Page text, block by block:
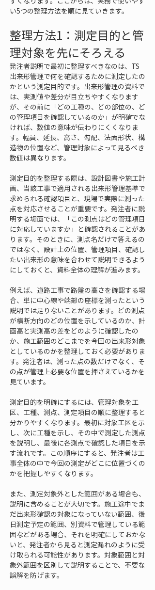
い5つの整理方法を順に見ていきます。
整理方法1：測定目的と管
理対象を先にそろえる
発注者説明で最初に整理すべきなのは、TS
出来形管理で何を確認するために測定したの
かという測定目的です。出来形管理の資料で
は、実測値や差分が目立ちやすくなります
が、その前に「どの工種の、どの部位の、ど
の管理項目を確認しているのか」が明確でな
ければ、数値の意味が伝わりにくくなりま
す。幅員、延長、高さ、勾配、法面形状、構
造物の位置など、管理対象によって見るべき
数値は異なります。
測定目的を整理する際は、設計図書や施工計
画、当該工事で適用される出来形管理基準で
求められる確認項目と、現場で実際に測った
点を対応させることが重要です。発注者に説
明する場面では、「この測点はどの管理項目
に対応していますか」と確認されることがあ
ります。そのときに、測点名だけで答えるの
ではなく、設計上の位置、管理項目、確認し
たい出来形の意味を合わせて説明できるよう
にしておくと、資料全体の理解が進みます。
例えば、道路工事で路盤の高さを確認する場
合、単に中心線や端部の座標を測ったという
説明では足りないことがあります。どの測点
が横断方向のどの位置を示しているのか、計
画高と実測高の差をどのように確認したの
か、施工範囲のどこまでを今回の出来形対象
としているのかを整理しておく必要がありま
す。発注者は、測った点の数だけでなく、そ
の点が管理上必要な位置を押さえているかを
見ています。
測定目的を明確にするには、管理対象を工
区、工種、測点、測定項目の順に整理すると
分かりやすくなります。最初に対象工区を示
し、次に工種を示し、その中で測定した測点
を説明し、最後に各測点で確認した項目を示
す流れです。この順序にすると、発注者は工
事全体の中で今回の測定がどこに位置づくの
かを把握しやすくなります。
また、測定対象外とした範囲がある場合も、
説明に含めることが大切です。施工途中でま
だ出来形確認の対象になっていない範囲、後
日測定予定の範囲、別資料で管理している範
囲などがある場合、それを明確にしておかな
いと、発注者から見ると測定漏れのように受
け取られる可能性があります。対象範囲と対
象外範囲を区別して説明することで、不要な
誤解を防げます。